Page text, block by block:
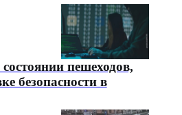
пешеходов,
безопасности в